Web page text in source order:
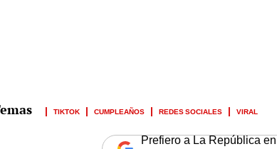
TIKTOK CUMPLEAÑOS REDES SOCIALES VIRAL
Prefiero a La República en